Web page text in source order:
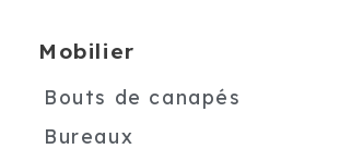
Mobilier
Bouts de canapés
Bureaux